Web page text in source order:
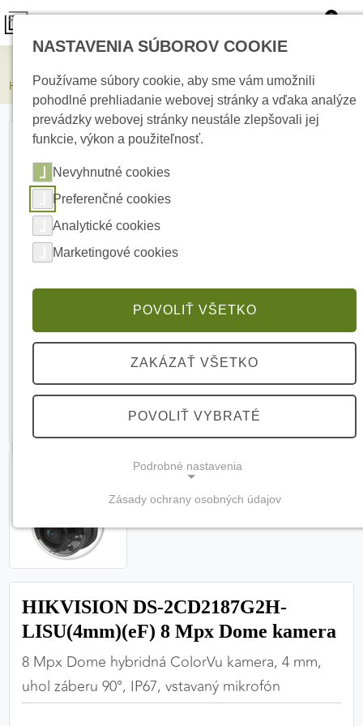
0
HIKVISION DS-2CD2187G2H-LISU(4mm)(eF) 8 Mpx Dome kamera
HIKVISION DS-2CD2187G2H-
LISU(4mm)(eF) 8 Mpx Dome kamera
8 Mpx Dome hybridná ColorVu kamera, 4 mm,
uhol záberu 90°, IP67, vstavaný mikrofón
NASTAVENIA SÚBOROV COOKIE
Používame súbory cookie, aby sme vám umožnili
pohodlné prehliadanie webovej stránky a vďaka analýze
prevádzky webovej stránky neustále zlepšovali jej
funkcie, výkon a použiteľnosť.
Nevyhnutné cookies
Preferenčné cookies
Analytické cookies
Marketingové cookies
POVOLIŤ VŠETKO
ZAKÁZAŤ VŠETKO
POVOLIŤ VYBRATÉ
Podrobné nastavenia
(vždy aktívne, nemožno vypnúť)
Tieto cookies sú potrebné na správne fungovanie
zabezpečiť jej plnú funkčnosť.
Zásady ochrany osobných údajov